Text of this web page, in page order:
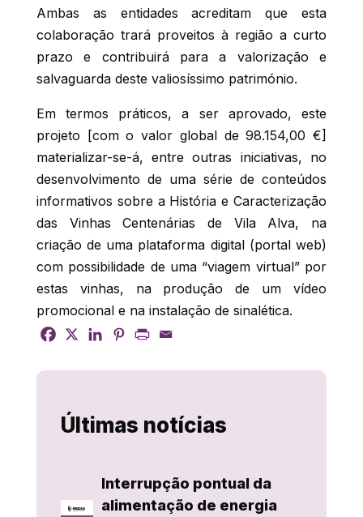
Ambas as entidades acreditam que esta
colaboração trará proveitos à região a curto
prazo e contribuirá para a valorização e
salvaguarda deste valiosíssimo património.
Em termos práticos, a ser aprovado, este
projeto [com o valor global de 98.154,00 €]
materializar-se-á, entre outras iniciativas, no
desenvolvimento de uma série de conteúdos
informativos sobre a História e Caracterização
das Vinhas Centenárias de Vila Alva, na
criação de uma plataforma digital (portal web)
com possibilidade de uma “viagem virtual” por
estas vinhas, na produção de um vídeo
promocional e na instalação de sinalética.
Últimas notícias
Interrupção pontual da
alimentação de energia